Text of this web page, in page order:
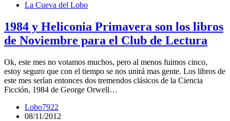
La Cueva del Lobo
1984 y Heliconia Primavera son los libros
de Noviembre para el Club de Lectura
Ok, este mes no votamos muchos, pero al menos fuimos cinco,
estoy seguro que con el tiempo se nos unirá mas gente. Los libros de
este mes serían entonces dos tremendos clásicos de la Ciencia
Ficción, 1984 de George Orwell…
Lobo7922
08/11/2012